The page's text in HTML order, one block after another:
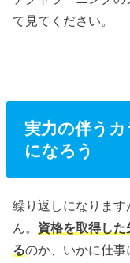
て見てください。
実力の伴う
になろう
繰り返しになりま
ん。 資格を取得し
るのか、いかに仕